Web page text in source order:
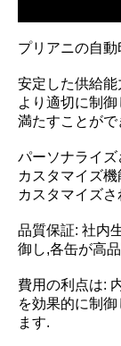
プリアニの自
安定した供給
より適切に制
満たすことがで
パーソナライ
カスタマイズ
カスタマイズ
品質保証: 社内
御し,各缶が高
費用の利点は:
を効果的に制
ます.